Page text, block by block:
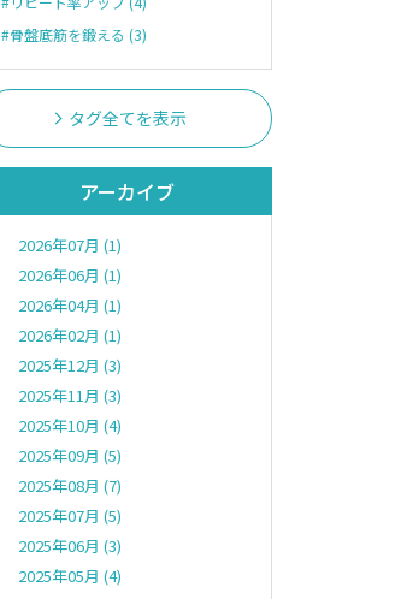
#骨盤底筋を鍛える (3)
タグ全てを表示
アーカイブ
2026年07月 (1)
2026年06月 (1)
2026年04月 (1)
2026年02月 (1)
2025年12月 (3)
2025年11月 (3)
2025年10月 (4)
2025年09月 (5)
2025年08月 (7)
2025年07月 (5)
2025年06月 (3)
2025年05月 (4)